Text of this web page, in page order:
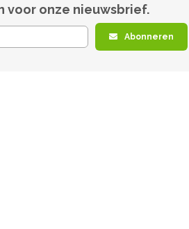
voor onze nieuwsbrief.
Abonneren